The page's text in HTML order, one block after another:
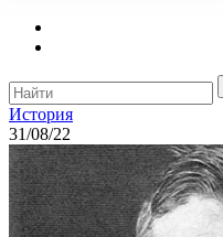
История
31/08/22